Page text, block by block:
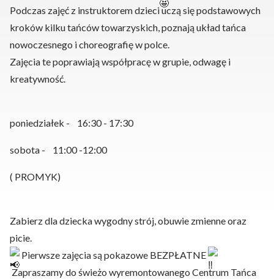
Podczas zajęć z instruktorem dzieci uczą się podstawowych
kroków kilku tańców towarzyskich, poznają układ tańca
nowoczesnego i choreografię w polce.
Zajęcia te poprawiają współpracę w grupie, odwagę i
kreatywność.
poniedziałek - 16:30 - 17:30
sobota - 11:00 -12:00
( PROMYK)
Zabierz dla dziecka wygodny strój, obuwie zmienne oraz
picie.
Pierwsze zajęcia są pokazowe BEZPŁATNE
Zapraszamy do świeżo wyremontowanego Centrum Tańca